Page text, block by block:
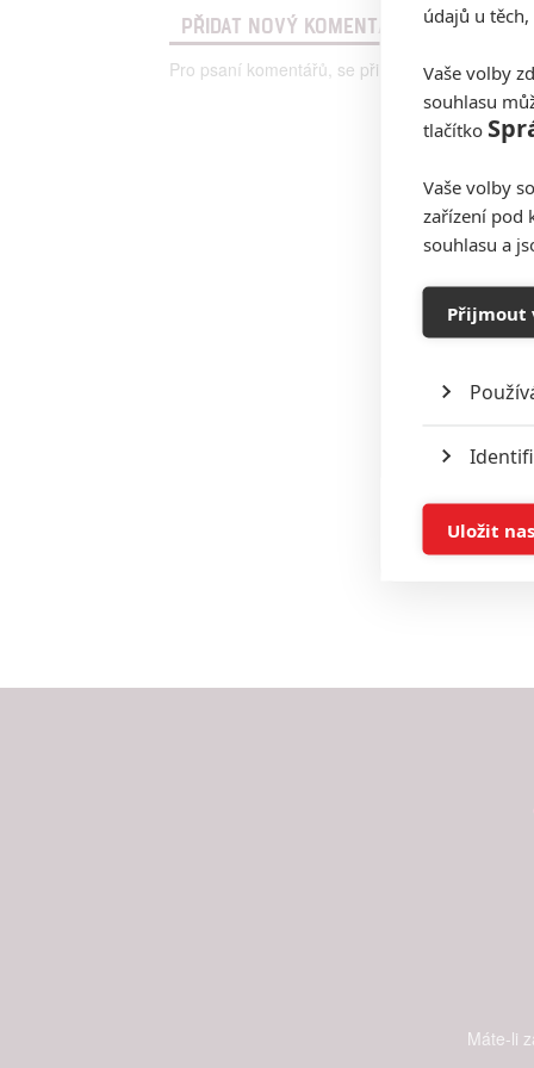
PŘIDAT NOVÝ KOMENTÁŘ
Pro psaní komentářů, se přihlašte.
Máte-li
údajů u
Vaše volby
souhlasu
tlačítko
Vaše volby
zařízení pod
souhlasu a
Přijmout
Uložit